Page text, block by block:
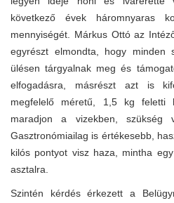
következő évek háromnyaras
mennyiségét. Márkus Ottó az
egyrészt elmondta, hogy minden
ülésen tárgyalnak meg és
elfogadásra, másrészt azt is
megfelelő méretű, 1,5 kg feletti
maradjon a vizekben, szükség
Gasztronómiailag is értékesebb,
kilós pontyot visz haza, mintha
asztalra.
Szintén kérdés érkezett a